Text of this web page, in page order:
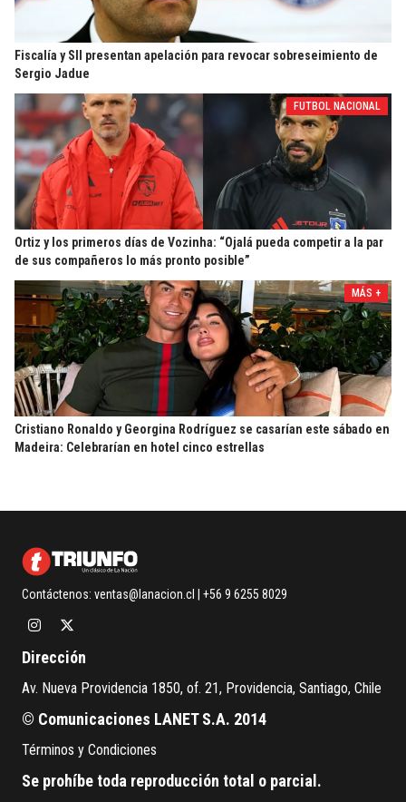
Fiscalía y SII presentan apelación para revocar sobreseimiento de
Sergio Jadue
FUTBOL NACIONAL
Ortiz y los primeros días de Vozinha: “Ojalá pueda competir a la par
de sus compañeros lo más pronto posible”
MÁS +
Cristiano Ronaldo y Georgina Rodríguez se casarían este sábado en
Madeira: Celebrarían en hotel cinco estrellas
Contáctenos: ventas@lanacion.cl | +56 9 6255 8029
Dirección
Av. Nueva Providencia 1850, of. 21, Providencia, Santiago, Chile
© Comunicaciones LANET S.A. 2014
Términos y Condiciones
Se prohíbe toda reproducción total o parcial.